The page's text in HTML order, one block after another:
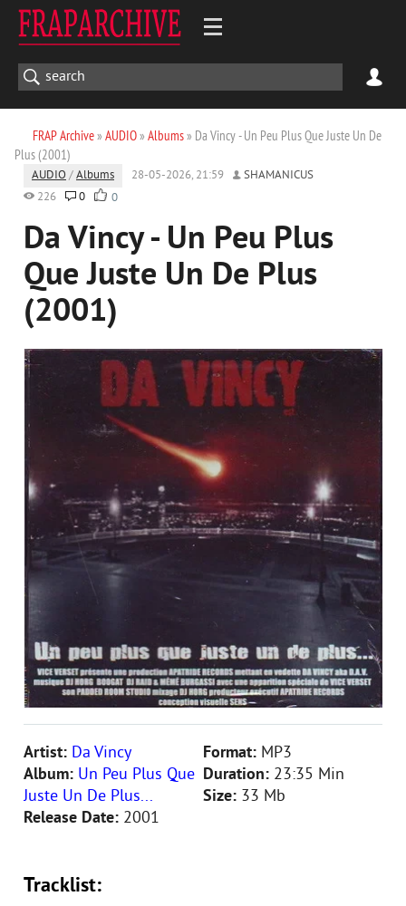
FRAP Archive» AUDIO» Albums» Da Vincy - Un Peu Plus Que Juste Un De
Plus (2001)
AUDIO /Albums 28-05-2026, 21:59
SHAMANICUS
226
0 0
Da Vincy - Un Peu Plus
Que Juste Un De Plus
(2001)
Artist: Da Vincy
Album: Un Peu Plus Que
Juste Un De Plus...
Release Date: 2001
Format: MP3
Duration: 23:35 Min
Size: 33 Mb
Tracklist: